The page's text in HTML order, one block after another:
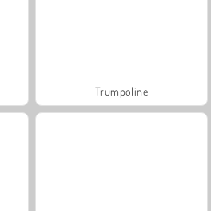
Trumpoline